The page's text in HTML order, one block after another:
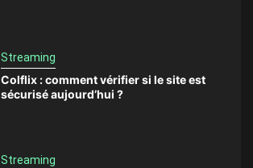
Streaming
Colflix : comment vérifier si le site est
sécurisé aujourd’hui ?
Streaming